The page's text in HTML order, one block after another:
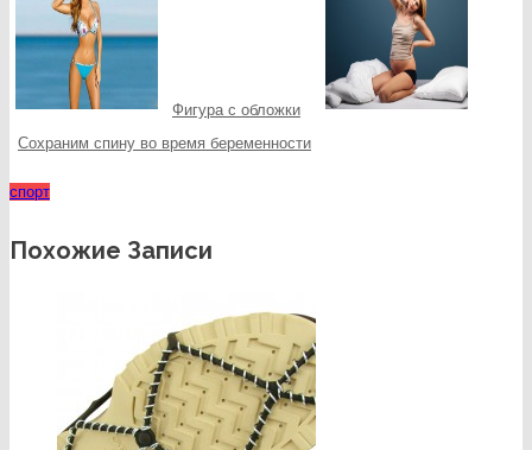
Фигура с обложки
Сохраним спину во время беременности
спорт
Похожие Записи